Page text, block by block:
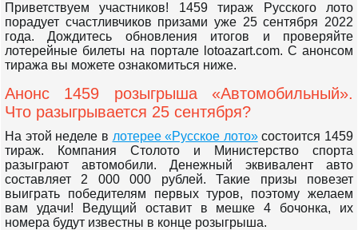
Приветствуем участников! 1459 тираж Русского лото
порадует счастливчиков призами уже 25 сентября 2022
года. Дождитесь обновления итогов и проверяйте
лотерейные билеты на портале lotoazart.com. С анонсом
тиража вы можете ознакомиться ниже.
Анонс 1459 розыгрыша «Автомобильный».
Что разыгрывается 25 сентября?
На этой неделе в лотерее «Русское лото»состоится 1459
тираж. Компания Столото и Министерство спорта
разыграют автомобили. Денежный эквивалент авто
составляет 2 000 000 рублей. Такие призы повезет
выиграть победителям первых туров, поэтому желаем
вам удачи! Ведущий оставит в мешке 4 бочонка, их
номера будут известны в конце розыгрыша.